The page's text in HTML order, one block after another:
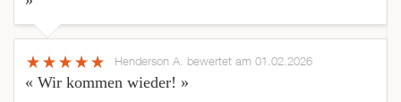
Henderson A. bewertet am 01.02.2026
« Wir kommen wieder! »